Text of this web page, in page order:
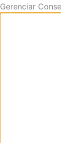
Gerenciar
Ir